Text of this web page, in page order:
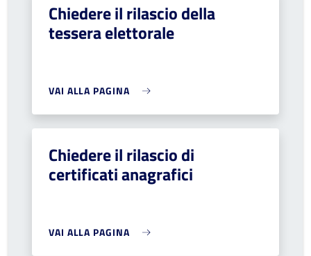
Chiedere il rilascio della
tessera elettorale
VAI ALLA PAGINA
Chiedere il rilascio di
certificati anagrafici
VAI ALLA PAGINA